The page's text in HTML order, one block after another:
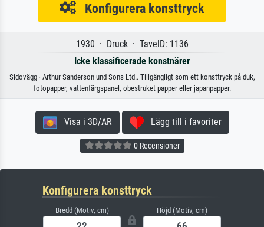
Konfigurera konsttryck
1930 · Druck · TavelD: 1136
Icke klassificerade konstnärer
Sidovägg · Arthur Sanderson und Sons Ltd.. Tillgängligt som ett konsttryck på duk,
fotopapper, vattenfärgspanel, obestruket papper eller japanpapper.
Visa i 3D/AR Lägg till i favoriter
0 Recensioner
Konfigurera konsttryck
Bredd (Motiv, cm) Höjd (Motiv, cm)